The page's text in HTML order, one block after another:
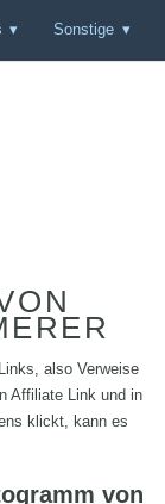
Sonstige
also Verweise
Affiliate Link und in
klickt, kann es
von